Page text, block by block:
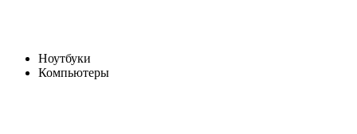
Ноутбуки
Компьютеры